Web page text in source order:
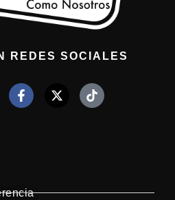
REDES SOCIALES